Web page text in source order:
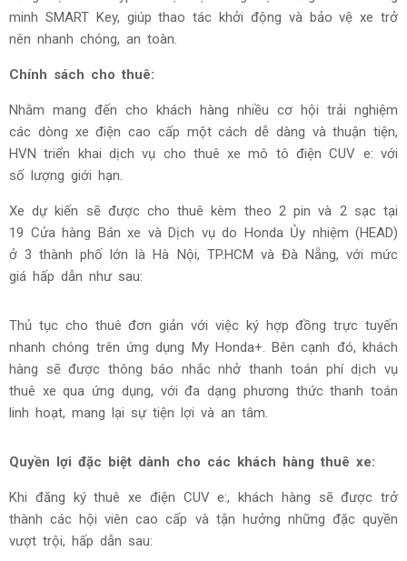
minh SMART Key, giúp thao tác khởi động và bảo vệ xe trở
nên nhanh chóng, an toàn.
Chính sách cho thuê:
Nhằm mang đến cho khách hàng nhiều cơ hội trải nghiệm
các dòng xe điện cao cấp một cách dễ dàng và thuận tiện,
HVN triển khai dịch vụ cho thuê xe mô tô điện CUV e: với
số lượng giới hạn.
Xe dự kiến sẽ được cho thuê kèm theo 2 pin và 2 sạc tại
19 Cửa hàng Bán xe và Dịch vụ do Honda Ủy nhiệm (HEAD)
ở 3 thành phố lớn là Hà Nội, TP.HCM và Đà Nẵng, với mức
giá hấp dẫn như sau:
Thủ tục cho thuê đơn giản với việc ký hợp đồng trực tuyến
nhanh chóng trên ứng dụng My Honda+. Bên cạnh đó, khách
hàng sẽ được thông báo nhắc nhở thanh toán phí dịch vụ
thuê xe qua ứng dụng, với đa dạng phương thức thanh toán
linh hoạt, mang lại sự tiện lợi và an tâm.
Quyền lợi đặc biệt dành cho các khách hàng thuê xe:
Khi đăng ký thuê xe điện CUV e:, khách hàng sẽ được trở
thành các hội viên cao cấp và tận hưởng những đặc quyền
vượt trội, hấp dẫn sau: